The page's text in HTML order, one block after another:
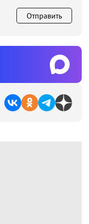
Отправить